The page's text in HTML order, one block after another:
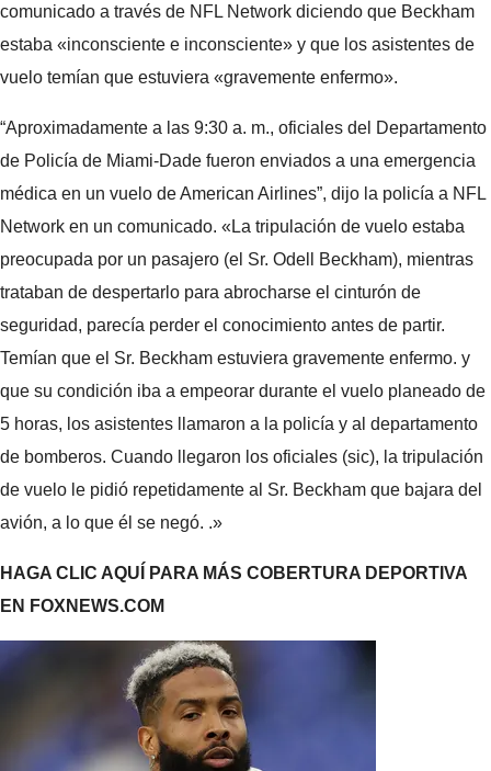
comunicado a través de NFL Network diciendo que Beckham
estaba «inconsciente e inconsciente» y que los asistentes de
vuelo temían que estuviera «gravemente enfermo».
“Aproximadamente a las 9:30 a. m., oficiales del Departamento
de Policía de Miami-Dade fueron enviados a una emergencia
médica en un vuelo de American Airlines”, dijo la policía a NFL
Network en un comunicado. «La tripulación de vuelo estaba
preocupada por un pasajero (el Sr. Odell Beckham), mientras
trataban de despertarlo para abrocharse el cinturón de
seguridad, parecía perder el conocimiento antes de partir.
Temían que el Sr. Beckham estuviera gravemente enfermo. y
que su condición iba a empeorar durante el vuelo planeado de
5 horas, los asistentes llamaron a la policía y al departamento
de bomberos. Cuando llegaron los oficiales (sic), la tripulación
de vuelo le pidió repetidamente al Sr. Beckham que bajara del
avión, a lo que él se negó. .»
HAGA CLIC AQUÍ PARA MÁS COBERTURA DEPORTIVA
EN FOXNEWS.COM